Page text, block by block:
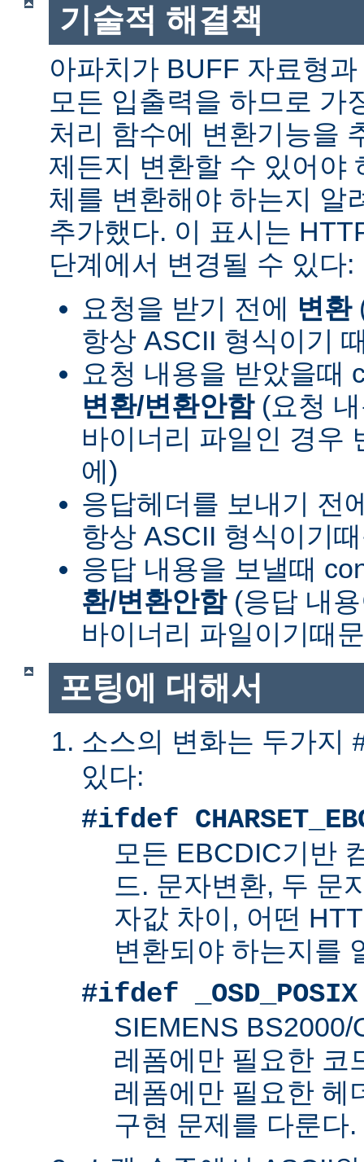
기술적 해결책
아파치가 BUFF 자료형
모든 입출력을 하므로 가
처리 함수에 변환기능을
제든지 변환할 수 있어야
체를 변환해야 하는지 알
추가했다. 이 표시는
단계에서 변경될 수 있다:
요청을 받기 전에
변환
항상 ASCII 형식이기
요청 내용을 받았을때
변환/변환안함(요청 내
바이너리 파일인 경우
에)
응답헤더를 보내기 전
항상 ASCII 형식이기
응답 내용을 보낼때
환/변환안함(응답 내
바이너리 파일이기때
포팅에 대해서
소스의 변화는 두가지
있다:
#ifdef
모든 EBCDIC기반
드. 문자변환, 두 문
자값 차이, 어떤
변환되야 하는지를
#ifdef _OSD_POSIX
SIEMENS BS2000/
레폼에만 필요한 코
레폼에만 필요한 헤
구현 문제를 다룬다.